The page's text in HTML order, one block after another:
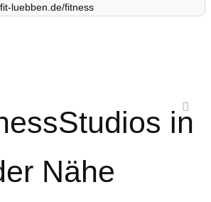
luebben.de/fitness
in
Nähe